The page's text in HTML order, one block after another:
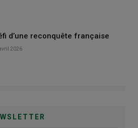
d’une reconquête française
2026